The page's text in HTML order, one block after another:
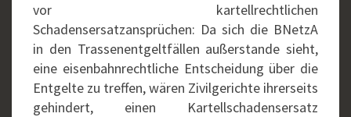
vor kartellrechtlichen
Schadensersatzansprüchen: Da sich die BNetzA
in den Trassenentgeltfällen außerstande sieht,
eine eisenbahnrechtliche Entscheidung über die
Entgelte zu treffen, wären Zivilgerichte ihrerseits
gehindert, einen Kartellschadensersatz